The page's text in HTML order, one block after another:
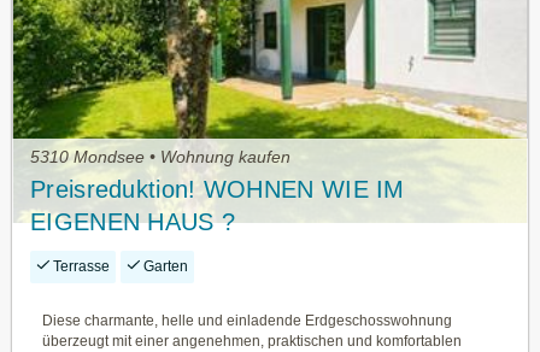
5310 Mondsee • Wohnung kaufen
Preisreduktion! WOHNEN WIE IM
EIGENEN HAUS ?
ERDGESCHOSSWOHNUNG MIT
Terrasse Garten
Diese charmante, helle und einladende Erdgeschosswohnung
überzeugt mit einer angenehmen, praktischen und komfortablen